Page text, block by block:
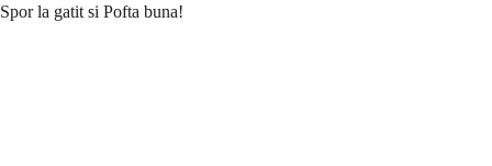
Spor la gatit si Pofta buna!